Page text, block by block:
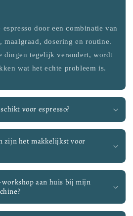
door een combinatie van
maalgraad, dosering en routine.
dingen tegelijk verandert, wordt
wat het echte probleem is.
voor espresso?
zijn het makkelijkst voor
aan huis bij mijn